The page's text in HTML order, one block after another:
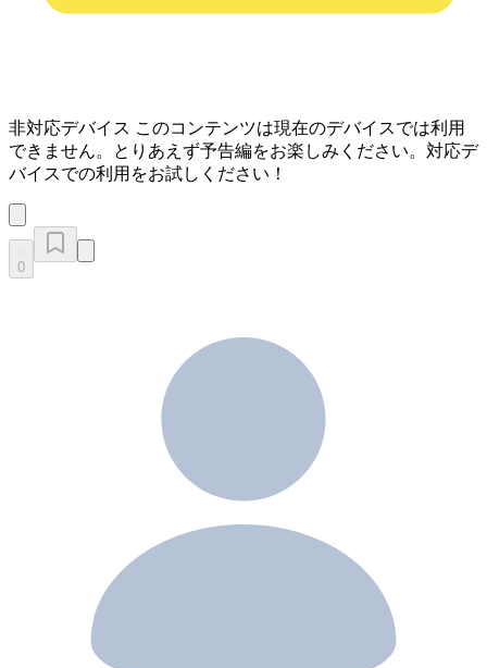
非対応デバイス このコンテンツは現在のデバイスでは利用
できません。とりあえず予告編をお楽しみください。対応デ
バイスでの利用をお試しください！
0